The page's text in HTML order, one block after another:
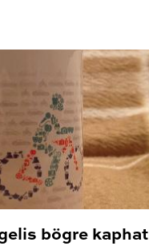
bögre